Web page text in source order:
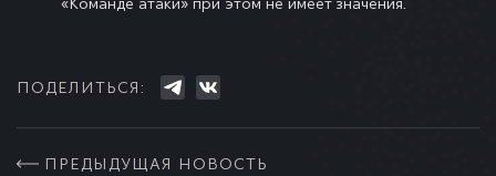
ПОДЕЛИТЬСЯ:
ПРЕДЫДУЩАЯ НОВОСТЬ